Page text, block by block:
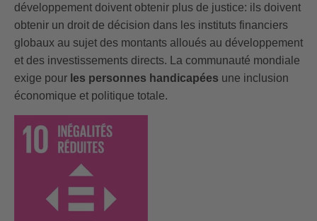
développement doivent obtenir plus de justice: ils doivent
obtenir un droit de décision dans les instituts financiers
globaux au sujet des montants alloués au développement
et des investissements directs. La communauté mondiale
exige pour les personnes handicapées une inclusion
économique et politique totale.